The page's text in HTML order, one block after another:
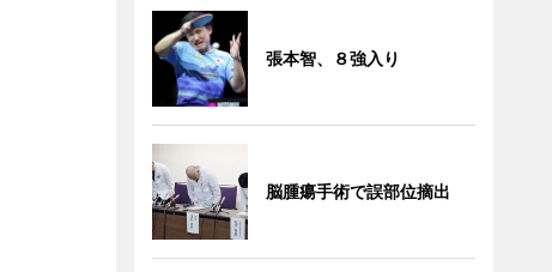
張本智、８強入り
脳腫瘍手術で誤部位摘出